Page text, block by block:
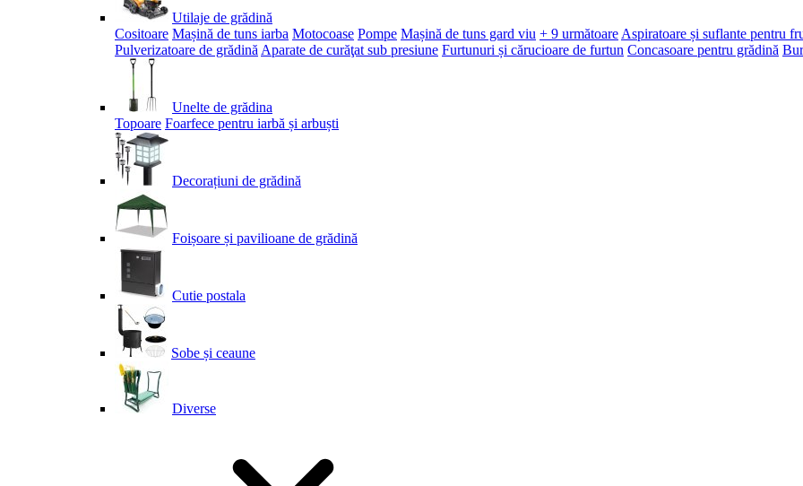
Utilaje de grădină
Cositoare Mașină de tuns iarba Motocoase Pompe Mașină de tuns gard viu + 9 următoare Aspiratoare și suflante pentru
Pulverizatoare de grădină Aparate de curăţat sub presiune Furtunuri și cărucioare de furtun Concasoare pentru grădină
Unelte de grădina
Topoare Foarfece pentru iarbă și arbuști
Decorațiuni de grădină
Foișoare și pavilioane de grădină
Cutie postala
Sobe și ceaune
Diverse